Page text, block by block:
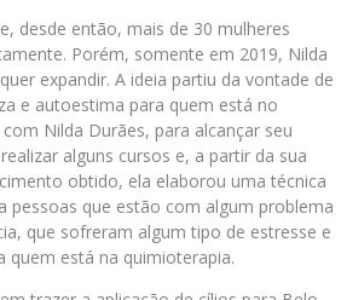
desde então, mais de 30 mulheres
Porém, somente em 2019, Nilda
expandir. A ideia partiu da vontade de
e autoestima para quem está no
Nilda Durães, para alcançar seu
alguns cursos e, a partir da sua
obtido, ela elaborou uma técnica
pessoas que estão com algum problema
que sofreram algum tipo de estresse e
quem está na quimioterapia.